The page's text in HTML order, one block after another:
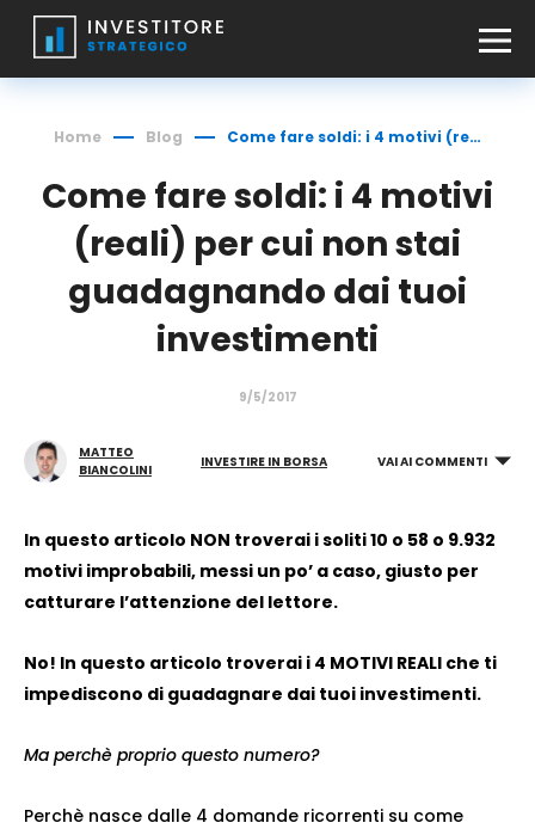
Home Blog Come fare soldi: i 4 motivi (reali) per cui non stai guadagnando dai tuoi investimenti
Come fare soldi: i 4 motivi
(reali) per cui non stai
guadagnando dai tuoi
investimenti
9/5/2017
INVESTIRE IN BORSA
MATTEO
BIANCOLINI
VAI AI COMMENTI
In questo articolo NON troverai i soliti 10 o 58 o 9.932
motivi improbabili, messi un po’ a caso, giusto per
catturare l’attenzione del lettore.
No! In questo articolo troverai i 4 MOTIVI REALI che ti
impediscono di guadagnare dai tuoi investimenti.
Ma perchè proprio questo numero?
Perchè nasce dalle 4 domande ricorrenti su come